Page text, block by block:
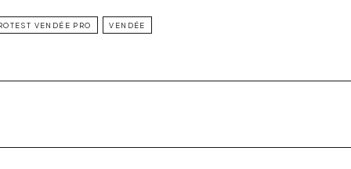
VENDÉE PRO VENDÉE